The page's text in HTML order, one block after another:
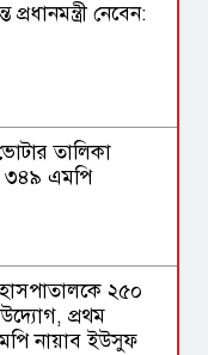
নেবেন:
ভোটার তালিকা
৩৪৯ এমপি
২৫০
প্রথম
নায়াব ইউসুফ